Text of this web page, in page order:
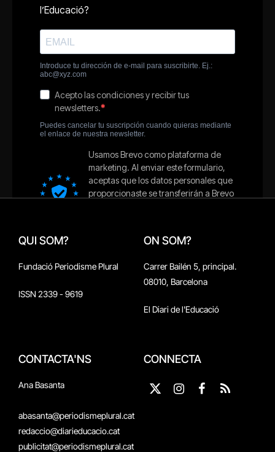
QUI SOM?
Fundació Periodisme Plural
ISSN 2339 - 9619
ON SOM?
Carrer Bailén 5, principal.
08010, Barcelona
El Diari de l'Educació
CONTACTA'NS
Ana Basanta
abasanta@periodismeplural.cat
redaccio@diarieducacio.cat
publicitat@periodismeplural.cat
CONNECTA
X
Instagram
Facebook
RSS